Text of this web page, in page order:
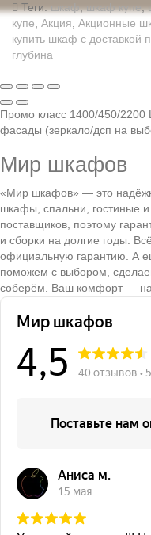
Теги:шкаф,шкаф купе,
купе Акция Акционные
купить шкаф с доставкой
глубина
Промо класс 1400/450/2200
фасады (зеркало/дсп на
Мир шкафов
«Мир шкафов» — это
шкафы, спальни, гостиные
поставщиков, поэтому
и сборки на долгие годы.
официальную гарантию. А
поможем с выбором,
соберём. Ваш комфорт —